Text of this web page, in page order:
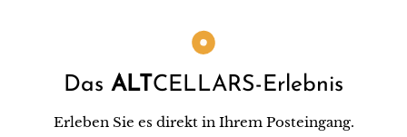
Das ALT CELLARS-Erlebnis
Erleben Sie es direkt in Ihrem Posteingang.